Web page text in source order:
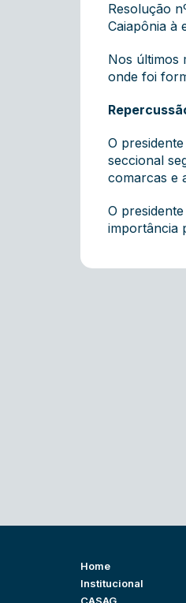
Resolução
Caiapônia à
Nos últimos
onde foi
O
seccional
comarcas e
O
importância
Home
Institucional